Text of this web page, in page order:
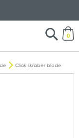
0
Search
Click skraber blade